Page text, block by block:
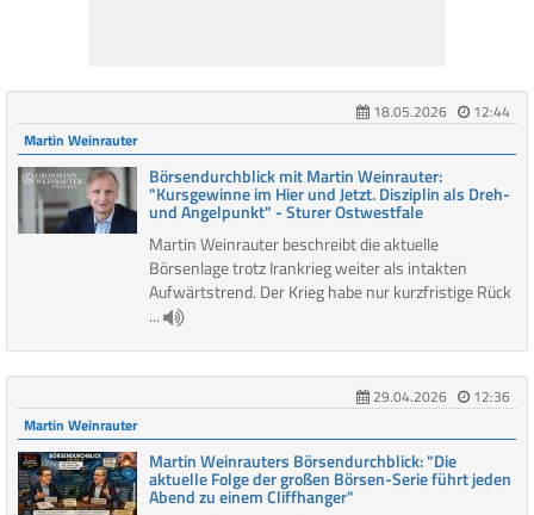
18.05.2026
12:44
Martin Weinrauter
Börsendurchblick mit Martin Weinrauter:
"Kursgewinne im Hier und Jetzt. Disziplin als Dreh-
und Angelpunkt" - Sturer Ostwestfale
Martin Weinrauter beschreibt die aktuelle
Börsenlage trotz Irankrieg weiter als intakten
Aufwärtstrend. Der Krieg habe nur kurzfristige Rück
...
29.04.2026
12:36
Martin Weinrauter
Martin Weinrauters Börsendurchblick: "Die
aktuelle Folge der großen Börsen-Serie führt jeden
Abend zu einem Cliffhanger"